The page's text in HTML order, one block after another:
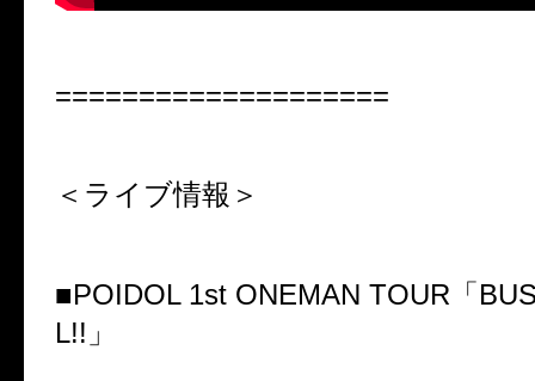
====================
＜ライブ情報＞
■POIDOL 1st ONEMAN TOUR 「
L!! 」